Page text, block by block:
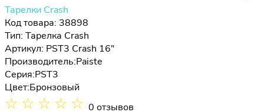
Тарелки Crash
Код товара: 38898
Тип: Тарелка Crash
Артикул: PST3 Crash 16"
Производитель:Paiste
Серия:PST3
Цвет:Бронзовый
☆ ☆ ☆ ☆ ☆ 0 отзывов